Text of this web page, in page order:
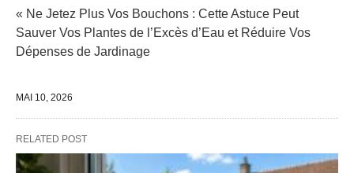
« Ne Jetez Plus Vos Bouchons : Cette Astuce Peut
Sauver Vos Plantes de l’Excès d’Eau et Réduire Vos
Dépenses de Jardinage
MAI 10, 2026
RELATED POST